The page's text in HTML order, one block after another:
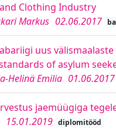
Clothing Industry
Markus 02.06.2017
uus
of asylum
Helinä Emilia 01.06.2017
jaemüügiga
15.01.2019 diplomitööd